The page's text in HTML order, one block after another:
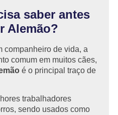
saber antes
Alemão?
companheiro de vida, a
comum em muitos cães,
é o principal traço de
trabalhadores
sendo usados como